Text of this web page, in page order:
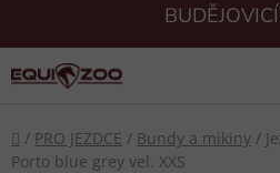
Domů
/ PRO JEZDCE / Bundy a mikiny /
Porto blue grey vel. XXS